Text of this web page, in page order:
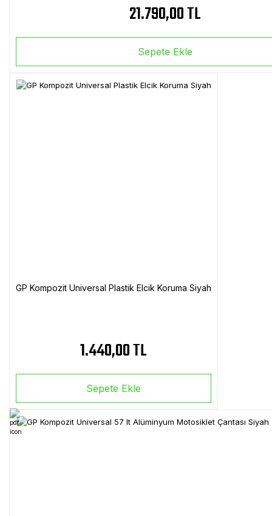
21.790,00 TL
Sepete Ekle
GP Kompozit Universal Plastik Elcik Koruma Siyah
1.440,00 TL
Sepete Ekle